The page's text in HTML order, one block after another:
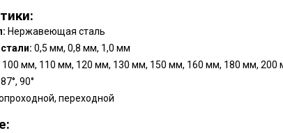
Нержавеющая сталь
0,5 мм, 0,8 мм, 1,0 мм
100 мм, 110 мм, 120 мм, 130 мм, 150 мм, 160 мм, 180 мм, 200
90°
переходной